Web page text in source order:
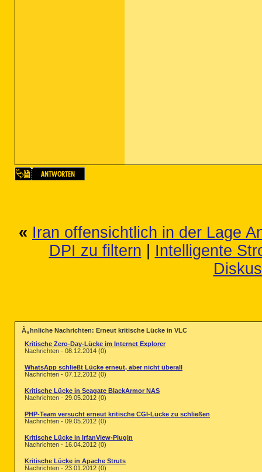
« Iran offensichtlich in der Lage
DPI zu filtern
Intelligente
Ã„hnliche Nachrichten: Erneut kritische Lücke in VLC
Kritische Zero-Day-Lücke im Internet Explorer
Nachrichten - 08.12.2014 (0)
WhatsApp schließt Lücke erneut, aber nicht überall
Nachrichten - 07.12.2012 (0)
Kritische Lücke in Seagate BlackArmor NAS
Nachrichten - 29.05.2012 (0)
PHP-Team versucht erneut kritische CGI-Lücke zu schließen
Nachrichten - 09.05.2012 (0)
Kritische Lücke in IrfanView-Plugin
Nachrichten - 16.04.2012 (0)
Kritische Lücke in Apache Struts
Nachrichten - 23.01.2012 (0)